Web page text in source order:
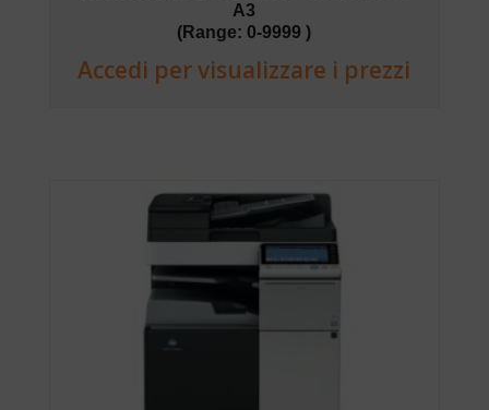
A3
(Range: 0-9999 )
Accedi per visualizzare i prezzi